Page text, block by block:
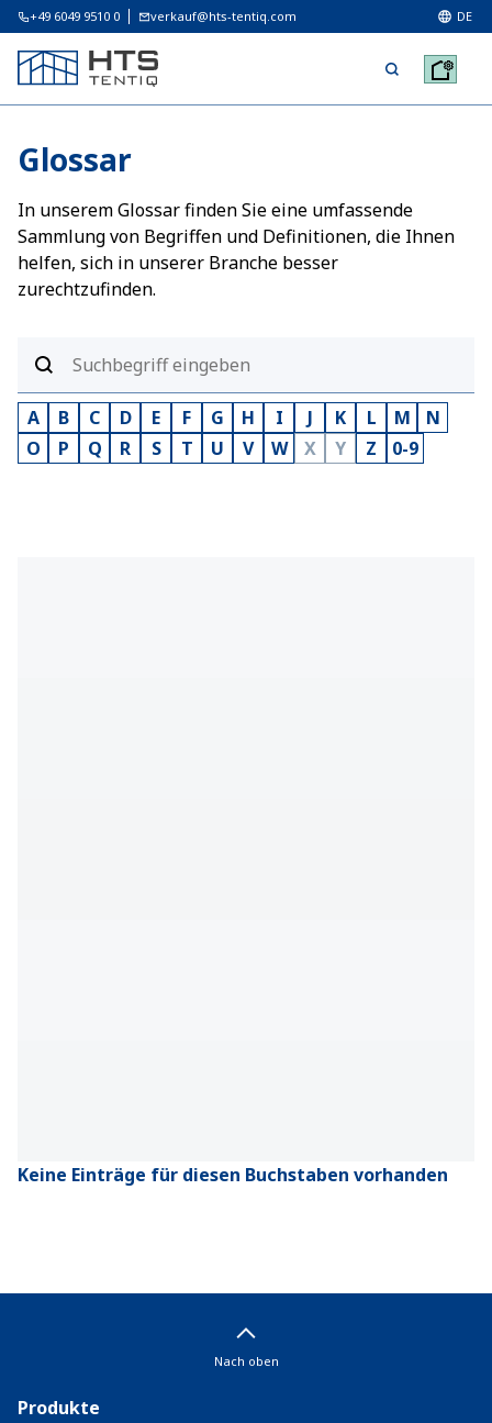
+49 6049 9510 0 verkauf@hts-tentiq.com DE
Glossar
In unserem Glossar finden Sie eine umfassende
Sammlung von Begriffen und Definitionen, die Ihnen
helfen, sich in unserer Branche besser
zurechtzufinden.
A B C D E F G H I J K L M
N
O
P Q R S T U V W X Y Z 0-9
Keine Einträge für diesen Buchstaben vorhanden
Nach oben
Produkte